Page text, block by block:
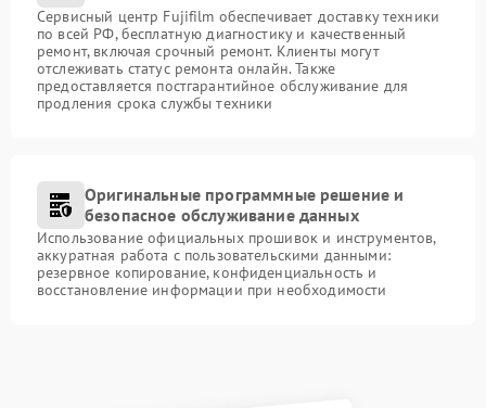
Сервисный центр Fujifilm обеспечивает доставку техники
по всей РФ, бесплатную диагностику и качественный
ремонт, включая срочный ремонт. Клиенты могут
отслеживать статус ремонта онлайн. Также
предоставляется постгарантийное обслуживание для
продления срока службы техники
Оригинальные программные решение и
безопасное обслуживание данных
Использование официальных прошивок и инструментов,
аккуратная работа с пользовательскими данными:
резервное копирование, конфиденциальность и
восстановление информации при необходимости